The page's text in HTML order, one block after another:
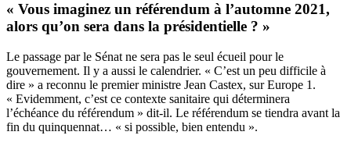
« Vous imaginez un référendum à l’automne 2021,
alors qu’on sera dans la présidentielle ? »
Le passage par le Sénat ne sera pas le seul écueil pour le
gouvernement. Il y a aussi le calendrier. « C’est un peu difficile à
dire » a reconnu le premier ministre Jean Castex, sur Europe 1.
« Evidemment, c’est ce contexte sanitaire qui déterminera
l’échéance du référendum » dit-il. Le référendum se tiendra avant la
fin du quinquennat… « si possible, bien entendu ».